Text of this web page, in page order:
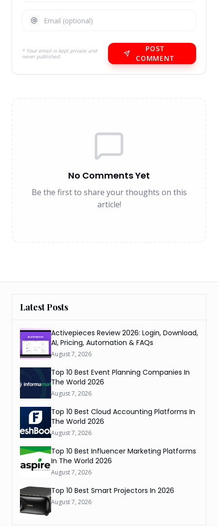
* Your email is kept private and
never published.
POST
COMMENT
No Comments Yet
Be the first to share your thoughts on this
article!
Latest Posts
Activepieces Review 2026: Login, Download,
AI, Pricing, Automation & FAQs
August 7, 2026
Top 10 Best Event Planning Companies In
The World 2026
August 7, 2026
Top 10 Best Cloud Accounting Platforms In
The World 2026
August 7, 2026
Top 10 Best Influencer Marketing Platforms
In The World 2026
August 7, 2026
Top 10 Best Smart Projectors In 2026
August 7, 2026